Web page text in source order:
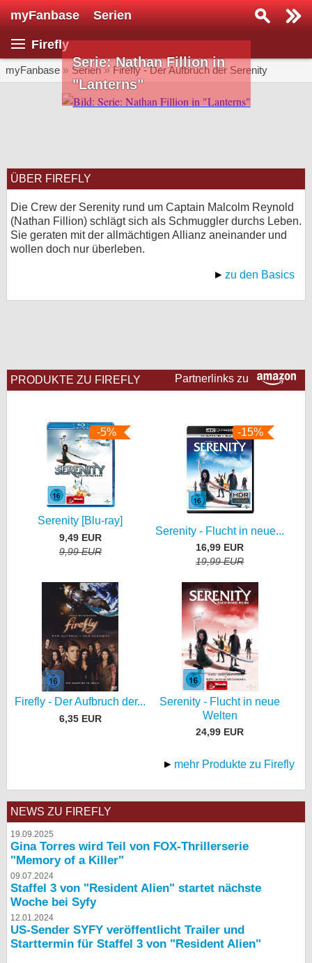
myFanbase Serien
Firefly
myFanbase » Serien» Firefly - Der Aufbruch der Serenity
Serie: Nathan Fillion in
"Lanterns"
ÜBER FIREFLY
Die Crew der Serenity rund um Captain Malcolm Reynold
(Nathan Fillion) schlägt sich als Schmuggler durchs Leben.
Sie geraten mit der allmächtigen Allianz aneinander und
wollen doch nur überleben.
zu den Basics
Partnerlinks zu
PRODUKTE ZU FIREFLY
-5%
Serenity [Blu-ray]
9,49 EUR
9,99 EUR
-15%
Serenity - Flucht in neue...
16,99 EUR
19,99 EUR
Firefly - Der Aufbruch der...
6,35 EUR
Serenity - Flucht in neue
Welten
24,99 EUR
mehr Produkte zu Firefly
NEWS ZU FIREFLY
19.09.2025
Gina Torres wird Teil von FOX-Thrillerserie
"Memory of a Killer"
09.07.2024
Staffel 3 von "Resident Alien" startet nächste
Woche bei Syfy
12.01.2024
US-Sender SYFY veröffentlicht Trailer und
Starttermin für Staffel 3 von "Resident Alien"
Serie suchen...
SERIEN
KULTUR
Specials
SERVICE
Forum
Nutzungsbedingungen
Datenschutz
Cookie-Einstellungen
Impressum
Desktop-Ansicht